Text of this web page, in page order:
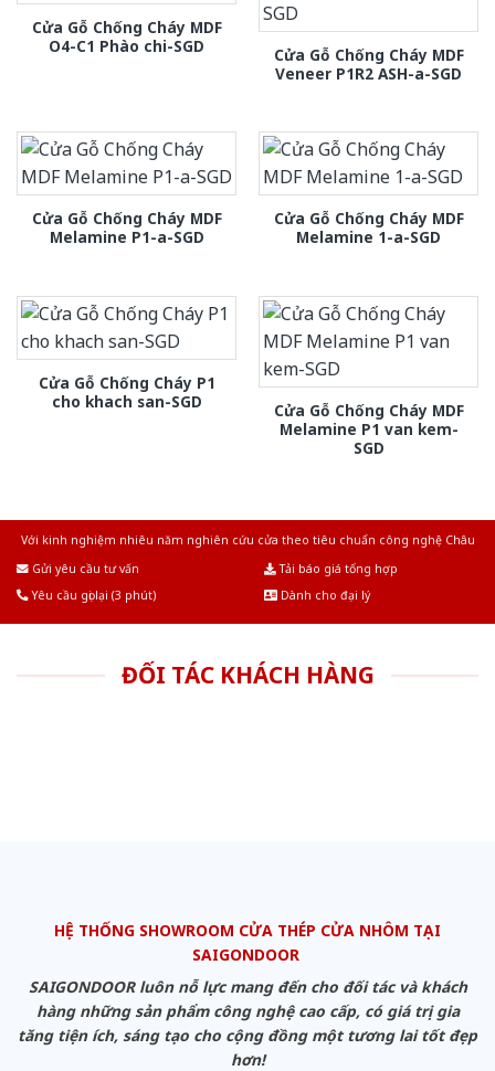
Cửa Gỗ Chống Cháy MDF
O4-C1 Phào chi-SGD
Cửa Gỗ Chống Cháy MDF
Veneer P1R2 ASH-a-SGD
Cửa Gỗ Chống Cháy MDF
Melamine P1-a-SGD
Cửa Gỗ Chống Cháy MDF
Melamine 1-a-SGD
Cửa Gỗ Chống Cháy P1
cho khach san-SGD
Cửa Gỗ Chống Cháy MDF
Melamine P1 van kem-
SGD
Với kinh nghiệm nhiêu năm nghiên cứu cửa theo tiêu chuẩn công nghệ Châu
Gửi yêu cầu tư vấn
Tải báo giá tổng hợp
Yêu cầu gọi lại (3 phút)
Dành cho đại lý
ĐỐI TÁC KHÁCH HÀNG
HỆ THỐNG SHOWROOM CỬA THÉP CỬA NHÔM TẠI
SAIGONDOOR
SAIGONDOOR luôn nỗ lực mang đến cho đối tác và khách
hàng những sản phẩm công nghệ cao cấp, có giá trị gia
tăng tiện ích, sáng tạo cho cộng đồng một tương lai tốt đẹp
hơn!